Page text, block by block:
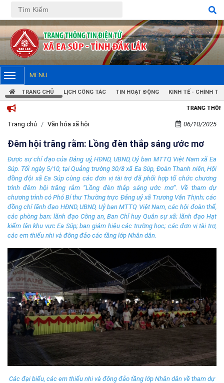
MENU
TRANG CHỦ LỊCH CÔNG TÁC TIN HOẠT ĐỘNG KINH TẾ - CHÍNH TRỊ
TRANG THÔNG TIN ĐIỆN TỬ XÃ EA SÚP
Trang chủ Văn hóa xã hội 06/10/2025
Đêm hội trăng rằm: Lồng đèn thắp sáng ước mơ
Được sự chỉ đạo của Đảng uỷ, HĐND, UBND, Uỷ ban MTTQ Việt Nam xã Ea
Súp. Tối ngày 5/10, tại Quảng trường 30/8 xã Ea Súp, Đoàn Thanh niên, Hội
đồng đội xã Ea Súp cùng các đơn vị tài trợ đã phối hợp tổ chức chương
trình đêm hội trăng rằm “Lồng đèn thắp sáng ước mơ”. Về tham dự
chương trình có Phó Bí thư Thường trực Đảng uỷ xã Trương Văn Thịnh; các
đồng chí lãnh đạo HĐND, UBND, Uỷ ban MTTQ Việt Nam, các hội đoàn thể,
các phòng ban; lãnh đạo Công an, Ban Chỉ huy Quân sự xã; lãnh đạo Hạt
kiểm lân khu vực Ea Súp; ban giám hiệu các trường học; các đơn vị tài trợ,
các em thiếu nhi và đông đảo các tầng lớp Nhân dân.
Các đại biểu, các em thiếu nhi và đông đảo tầng lớp Nhân dân về tham dự